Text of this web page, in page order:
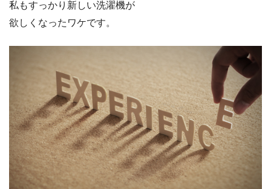
私もすっかり新しい洗濯機が
欲しくなったワケです。